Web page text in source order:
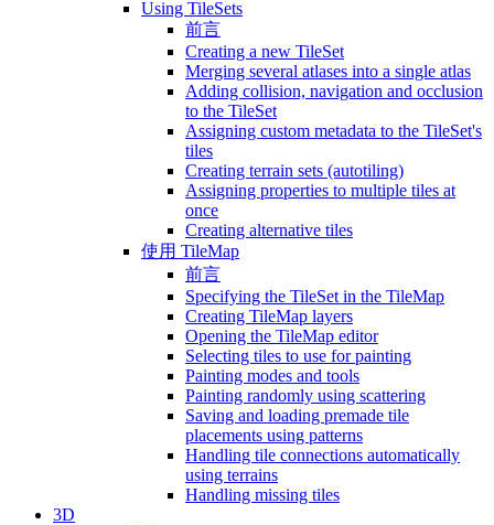
Using TileSets
前言
Creating a new TileSet
Merging several atlases into a single atlas
Adding collision, navigation and occlusion
to the TileSet
Assigning custom metadata to the TileSet's
tiles
Creating terrain sets (autotiling)
Assigning properties to multiple tiles at
once
Creating alternative tiles
使用 TileMap
前言
Specifying the TileSet in the TileMap
Creating TileMap layers
Opening the TileMap editor
Selecting tiles to use for painting
Painting modes and tools
Painting randomly using scattering
Saving and loading premade tile
placements using patterns
Handling tile connections automatically
using terrains
Handling missing tiles
3D